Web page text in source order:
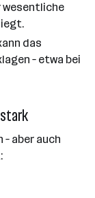
wesentliche
das
– etwa bei
aber auch